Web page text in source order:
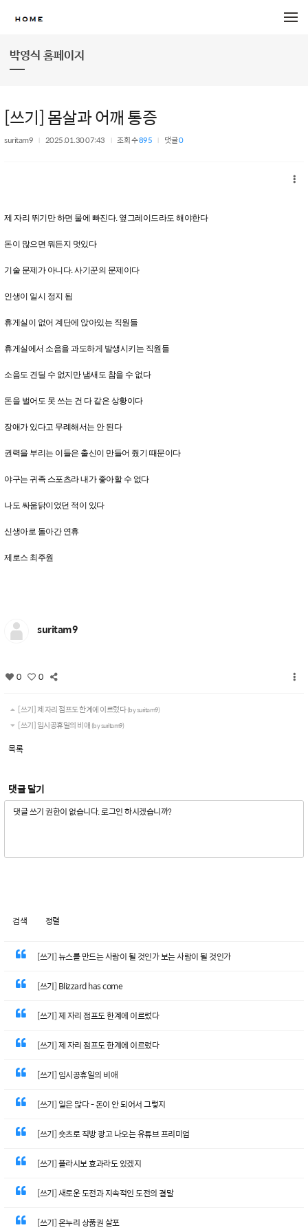
박영식 홈페이지
[쓰기] 몸살과 어깨 통증
suritam9 2025.01.30 07:43 조회 수895 댓글0
제 자리 뛰기만 하면 물에 빠진다. 옆그레이드라도 해야한다
돈이 많으면 뭐든지 멋있다
기술 문제가 아니다. 사기꾼의 문제이다
인생이 일시 정지 됨
휴게실이 없어 계단에 앉아있는 직원들
휴게실에서 소음을 과도하게 발생시키는 직원들
소음도 견딜 수 없지만 냄새도 참을 수 없다
돈을 벌어도 못 쓰는 건 다 같은 상황이다
장애가 있다고 무례해서는 안 된다
권력을 부리는 이들은 출신이 만들어 줬기 때문이다
야구는 귀족 스포츠라 내가 좋아할 수 없다
나도 싸움닭이었던 적이 있다
신생아로 돌아간 연휴
제로스 최주원
suritam9
0 0
[쓰기] 제 자리 점프도 한계에 이르렀다(by suritam9)
[쓰기] 임시공휴일의 비애 (by suritam9)
목록
댓글 달기
검색 정렬
[쓰기] 뉴스를 만드는 사람이 될 것인가 보는 사람이 될 것인가
[쓰기] Blizzard has come
[쓰기] 제 자리 점프도 한계에 이르렀다
[쓰기] 제 자리 점프도 한계에 이르렀다
[쓰기] 임시공휴일의 비애
[쓰기] 일은 많다 - 돈이 안 되어서 그렇지
[쓰기] 숏츠로 직방 광고 나오는 유튜브 프리미엄
[쓰기] 플라시보 효과라도 있겠지
[쓰기] 새로운 도전과 지속적인 도전의 결말
[쓰기] 온누리 상품권 살포